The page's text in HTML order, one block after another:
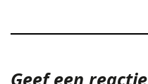
Geef een reactie